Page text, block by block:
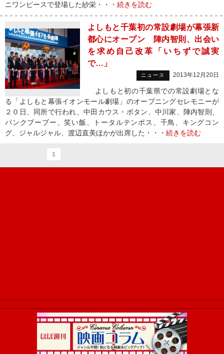
ニワンピースで登場した紗栄・・・ 続きを読む
よしもと千葉初の常設劇場が幕張新
都心にオープン 陣内智則、出会い
を求め自己改革「いちずで誠実
で…」
ニュース 2013年12月20日
よしもと初の千葉県での常設劇場とな
る「よしもと幕張イオンモール劇場」のオープニングセレモニーが
２０日、同所で行われ、中田カウス・ボタン、中川家、陣内智則、
パンクブーブー、笑い飯、トータルテンボス、千鳥、キングコン
グ、ジャルジャル、渡辺直美ほかが出席した・・・ 続きを読む
1